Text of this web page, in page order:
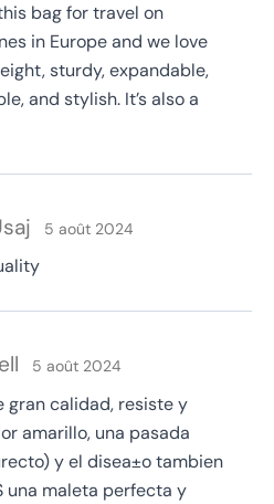
bag for travel on
in Europe and we love
sturdy, expandable,
and stylish. It’s also a
5 août 2024
5 août 2024
gran calidad, resiste y
amarillo, una pasada
y el disea±o tambien
una maleta perfecta y